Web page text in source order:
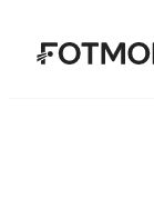
メインコン